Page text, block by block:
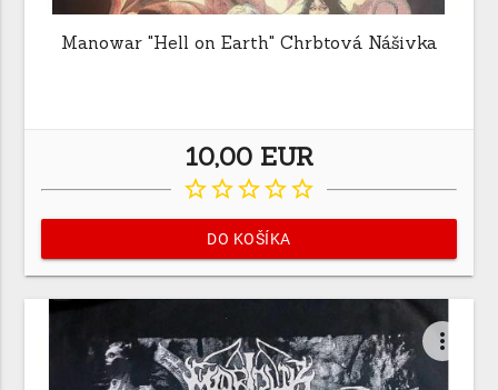
Manowar "Hell on Earth" Chrbtová Nášivka
10,00 EUR
star_borderstar_borderstar_borderstar_borderstar_border
DO KOŠÍKA
more_vert